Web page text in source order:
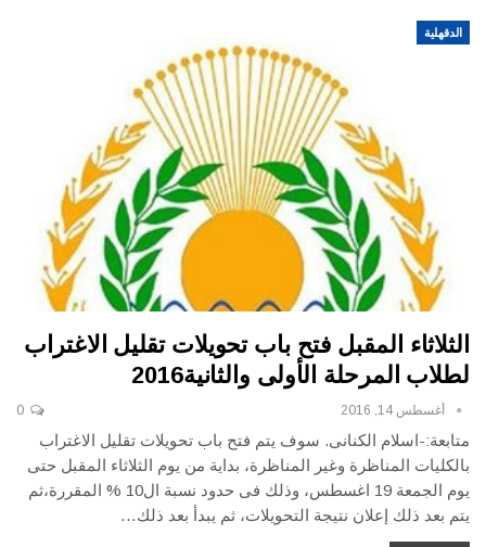
الدقهلية
الثلاثاء المقبل فتح باب تحويلات تقليل الاغتراب
لطلاب المرحلة الأولى والثانية2016
أغسطس 14, 2016
متابعة:-اسلام الكنانى. سوف يتم فتح باب تحويلات تقليل الاغتراب
بالكليات المناظرة وغير المناظرة، بداية من يوم الثلاثاء المقبل حتى
يوم الجمعة 19 اغسطس، وذلك فى حدود نسبة ال10 % المقررة،ثم
يتم بعد ذلك إعلان نتيجة التحويلات، ثم يبدأ بعد ذلك…